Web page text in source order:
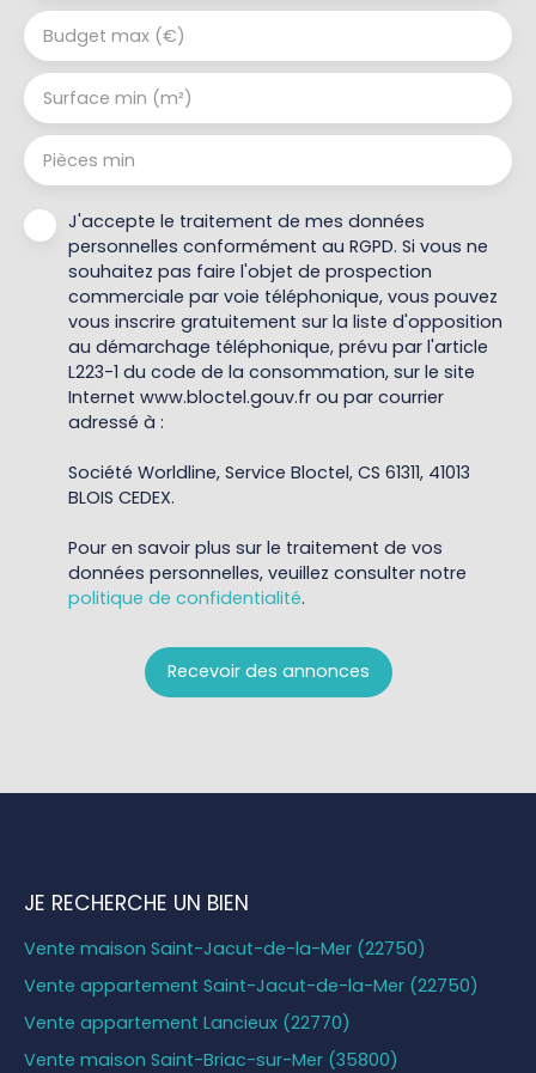
Budget max (€)
Surface min (m²)
Pièces min
J'accepte le traitement de mes données
personnelles conformément au RGPD. Si vous ne
souhaitez pas faire l'objet de prospection
commerciale par voie téléphonique, vous pouvez
vous inscrire gratuitement sur la liste d'opposition
au démarchage téléphonique, prévu par l'article
L223-1 du code de la consommation, sur le site
Internet www.bloctel.gouv.fr ou par courrier
adressé à :
Société Worldline, Service Bloctel, CS 61311, 41013
BLOIS CEDEX.
Pour en savoir plus sur le traitement de vos
données personnelles, veuillez consulter notre
politique de confidentialité.
Recevoir des annonces
JE RECHERCHE UN BIEN
Vente maison Saint-Jacut-de-la-Mer (22750)
Vente appartement Saint-Jacut-de-la-Mer (22750)
Vente appartement Lancieux (22770)
Vente maison Saint-Briac-sur-Mer (35800)